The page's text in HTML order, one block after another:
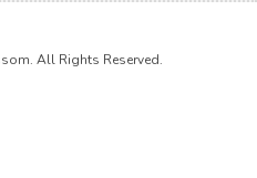
All Rights Reserved.